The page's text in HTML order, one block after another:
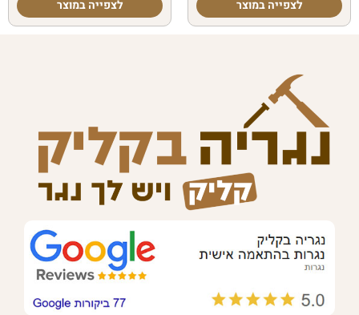
לצפייה במוצר
לצפייה במוצר